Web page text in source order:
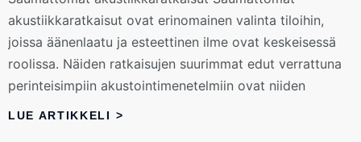
akustiikkaratkaisut ovat erinomainen valinta tiloihin,
joissa äänenlaatu ja esteettinen ilme ovat keskeisessä
roolissa. Näiden ratkaisujen suurimmat edut verrattuna
perinteisimpiin akustointimenetelmiin ovat niiden
LUE ARTIKKELI >